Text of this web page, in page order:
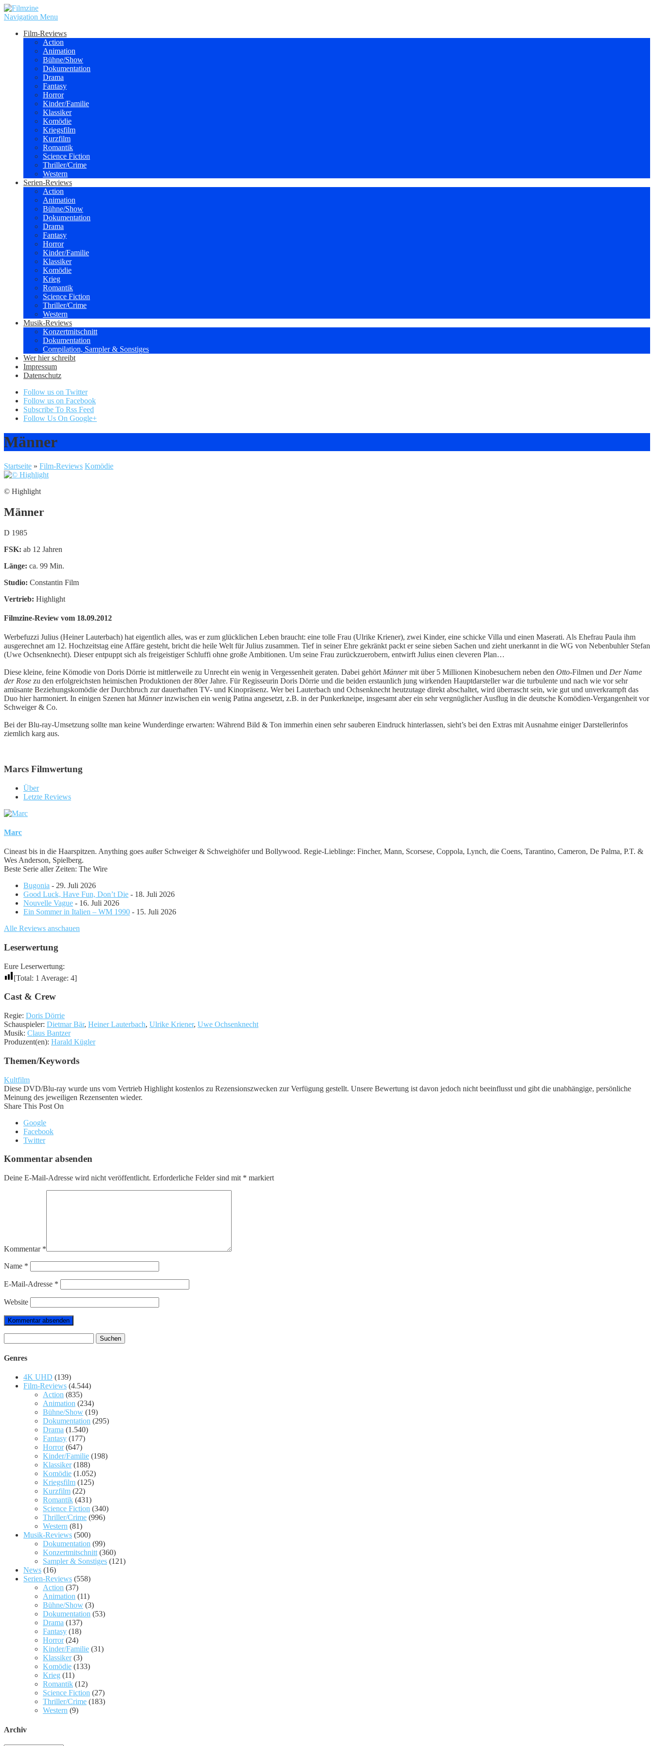
Navigation Menu
Film-Reviews
Action
Animation
Bühne/Show
Dokumentation
Drama
Fantasy
Horror
Kinder/Familie
Klassiker
Komödie
Kriegsfilm
Kurzfilm
Romantik
Science Fiction
Thriller/Crime
Western
Serien-Reviews
Action
Animation
Bühne/Show
Dokumentation
Drama
Fantasy
Horror
Kinder/Familie
Klassiker
Komödie
Krieg
Romantik
Science Fiction
Thriller/Crime
Western
Musik-Reviews
Konzertmitschnitt
Dokumentation
Compilation, Sampler & Sonstiges
Wer hier schreibt
Impressum
Datenschutz
Follow us on Twitter
Follow us on Facebook
Subscribe To Rss Feed
Follow Us On Google+
Männer
Startseite » Film-Reviews Komödie
© Highlight
Männer
D 1985
FSK: ab 12 Jahren
Länge: ca. 99 Min.
Studio: Constantin Film
Vertrieb: Highlight
Filmzine-Review vom 18.09.2012
Werbefuzzi Julius (Heiner Lauterbach) hat eigentlich alles, was er zum glücklichen Leben braucht: eine tolle Frau (Ulrike Kriener), zwei Kinder, eine schicke Villa und einen Maserati. Als Ehefrau Paula ihm
ausgerechnet am 12. Hochzeitstag eine Affäre gesteht, bricht die heile Welt für Julius zusammen. Tief in seiner Ehre gekränkt packt er seine sieben Sachen und zieht unerkannt in die WG von Nebenbuhler Stefan
(Uwe Ochsenknecht). Dieser entpuppt sich als freigeistiger Schluffi ohne große Ambitionen. Um seine Frau zurückzuerobern, entwirft Julius einen cleveren Plan…
Diese kleine, feine Kömodie von Doris Dörrie ist mittlerweile zu Unrecht ein wenig in Vergessenheit geraten. Dabei gehört Männermit über 5 Millionen Kinobesuchern neben den Otto-Filmen und Der Name
der Rose zu den erfolgreichsten heimischen Produktionen der 80er Jahre. Für Regisseurin Doris Dörrie und die beiden erstaunlich jung wirkenden Hauptdarsteller war die turbulente und nach wie vor sehr
amüsante Beziehungskomödie der Durchbruch zur dauerhaften TV- und Kinopräsenz. Wer bei Lauterbach und Ochsenknecht heutzutage direkt abschaltet, wird überrascht sein, wie gut und unverkrampft das
Duo hier harmoniert. In einigen Szenen hat Männerinzwischen ein wenig Patina angesetzt, z.B. in der Punkerkneipe, insgesamt aber ein sehr vergnüglicher Ausflug in die deutsche Komödien-Vergangenheit vor
Schweiger & Co.
Bei der Blu-ray-Umsetzung sollte man keine Wunderdinge erwarten: Während Bild & Ton immerhin einen sehr sauberen Eindruck hinterlassen, sieht’s bei den Extras mit Ausnahme einiger Darstellerinfos
ziemlich karg aus.
Marcs Filmwertung
Über
Letzte Reviews
Marc
Cineast bis in die Haarspitzen. Anything goes außer Schweiger & Schweighöfer und Bollywood. Regie-Lieblinge: Fincher, Mann, Scorsese, Coppola, Lynch, die Coens, Tarantino, Cameron, De Palma, P.T. &
Wes Anderson, Spielberg.
Beste Serie aller Zeiten: The Wire
Bugonia - 29. Juli 2026
Good Luck, Have Fun, Don’t Die - 18. Juli 2026
Nouvelle Vague - 16. Juli 2026
Ein Sommer in Italien – WM 1990 - 15. Juli 2026
Alle Reviews anschauen
Leserwertung
Eure Leserwertung:
[Total: 1 Average: 4]
Cast & Crew
Regie: Doris Dörrie
Schauspieler: Dietmar Bär, Heiner Lauterbach, Ulrike Kriener, Uwe Ochsenknecht
Musik: Claus Bantzer
Produzent(en): Harald Kügler
Themen/Keywords
Kultfilm
Diese DVD/Blu-ray wurde uns vom Vertrieb Highlight kostenlos zu Rezensionszwecken zur Verfügung gestellt. Unsere Bewertung ist davon jedoch nicht beeinflusst und gibt die unabhängige, persönliche
Meinung des jeweiligen Rezensenten wieder.
Share This Post On
Google
Facebook
Twitter
Kommentar absenden
Deine E-Mail-Adresse wird nicht veröffentlicht. Erforderliche Felder sind mit * markiert
Kommentar *
Name *
E-Mail-Adresse *
Website
nach:
Genres
4K UHD (139)
Film-Reviews (4.544)
Action (835)
Animation (234)
Bühne/Show (19)
Dokumentation (295)
Drama (1.540)
Fantasy (177)
Horror(647)
Kinder/Familie (198)
Klassiker(188)
Komödie (1.052)
Kriegsfilm (125)
Kurzfilm (22)
Romantik (431)
Science Fiction (340)
Thriller/Crime (996)
Western (81)
Musik-Reviews (500)
Dokumentation (99)
Konzertmitschnitt(360)
Sampler & Sonstiges (121)
News (16)
Serien-Reviews (558)
Action (37)
Animation (11)
Bühne/Show (3)
Dokumentation (53)
Drama (137)
Fantasy (18)
Horror(24)
Kinder/Familie (31)
Klassiker(3)
Komödie (133)
Krieg (11)
Romantik (12)
Science Fiction (27)
Thriller/Crime (183)
Western (9)
Archiv